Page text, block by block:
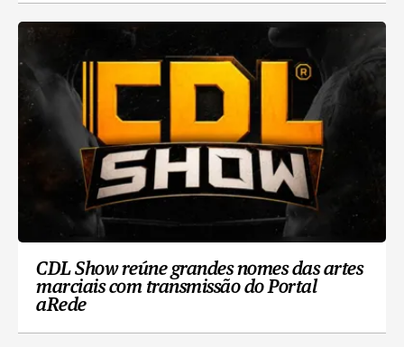
CDL Show reúne grandes nomes das artes
marciais com transmissão do Portal
aRede